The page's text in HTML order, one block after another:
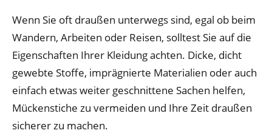
Wenn Sie oft draußen unterwegs sind, egal ob beim
Wandern, Arbeiten oder Reisen, solltest Sie auf die
Eigenschaften Ihrer Kleidung achten. Dicke, dicht
gewebte Stoffe, imprägnierte Materialien oder auch
einfach etwas weiter geschnittene Sachen helfen,
Mückenstiche zu vermeiden und Ihre Zeit draußen
sicherer zu machen.